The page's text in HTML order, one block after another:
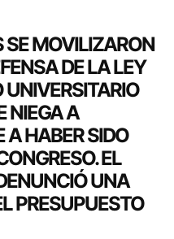
SE MOVILIZARON
DE LA LEY
NIEGA A
A HABER SIDO
EL
UNA
PRESUPUESTO